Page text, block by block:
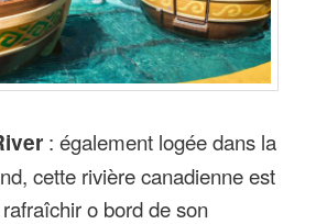
: également logée dans la
cette rivière canadienne est
o bord de son